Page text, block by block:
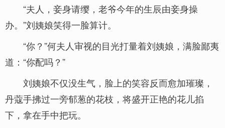
“夫人，妾身请缨，老爷今年的生辰由妾身操
办。”刘姨娘笑得一脸算计。
“你？”何夫人审视的目光打量着刘姨娘，满脸鄙夷
道：“你配吗？”
刘姨娘不仅没生气，脸上的笑容反而愈加璀璨，
丹蔻手拂过一旁郁葱的花枝，将盛开正艳的花儿掐
下，拿在手中把玩。